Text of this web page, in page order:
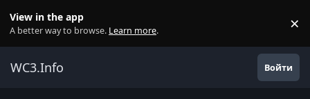
View in the app
A better way to browse. Learn more. ×
WC3.Info Войти